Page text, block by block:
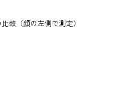
較（顔の左側で測定）